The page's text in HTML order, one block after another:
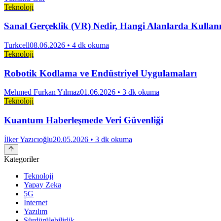
Teknoloji
Sanal Gerçeklik (VR) Nedir, Hangi Alanlarda
Turkcell08.06.2026 • 4 dk okuma
Teknoloji
Robotik Kodlama ve Endüstriyel Uygulamaları
Mehmed Furkan Yılmaz01.06.2026 • 3 dk okuma
Teknoloji
Kuantum Haberleşmede Veri Güvenliği
İlker Yazıcıoğlu20.05.2026 • 3 dk okuma
Kategoriler
Teknoloji
Yapay Zeka
5G
İnternet
Yazılım